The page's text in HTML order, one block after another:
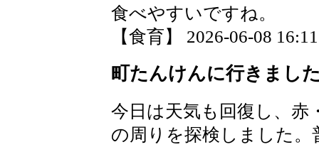
食べやすいですね。
【食育】 2026-06-08
町たんけんに行きまし
今日は天気も回復し、赤
の周りを探検しました